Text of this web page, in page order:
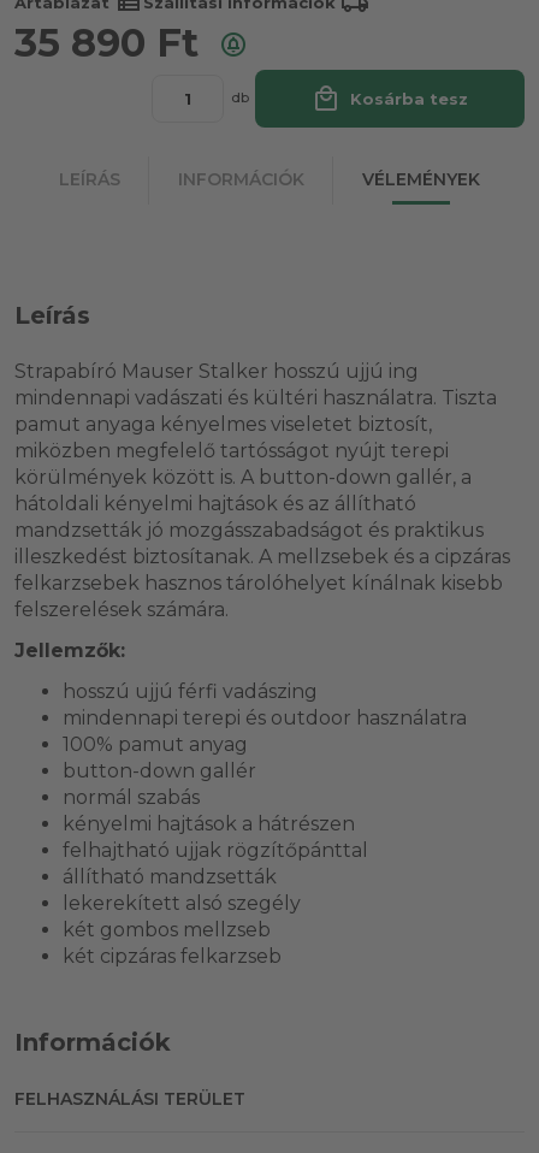
35 890 Ft
db local_mall Kosárba tesz
LEÍRÁS INFORMÁCIÓK VÉLEMÉNYEK
Leírás
Strapabíró Mauser Stalker hosszú ujjú ing
mindennapi vadászati és kültéri használatra. Tiszta
pamut anyaga kényelmes viseletet biztosít,
miközben megfelelő tartósságot nyújt terepi
körülmények között is. A button-down gallér, a
hátoldali kényelmi hajtások és az állítható
mandzsetták jó mozgásszabadságot és praktikus
illeszkedést biztosítanak. A mellzsebek és a cipzáras
felkarzsebek hasznos tárolóhelyet kínálnak kisebb
felszerelések számára.
Jellemzők:
hosszú ujjú férfi vadászing
mindennapi terepi és outdoor használatra
100% pamut anyag
button-down gallér
normál szabás
kényelmi hajtások a hátrészen
felhajtható ujjak rögzítőpánttal
állítható mandzsetták
lekerekített alsó szegély
két gombos mellzseb
két cipzáras felkarzseb
Információk
FELHASZNÁLÁSI TERÜLET